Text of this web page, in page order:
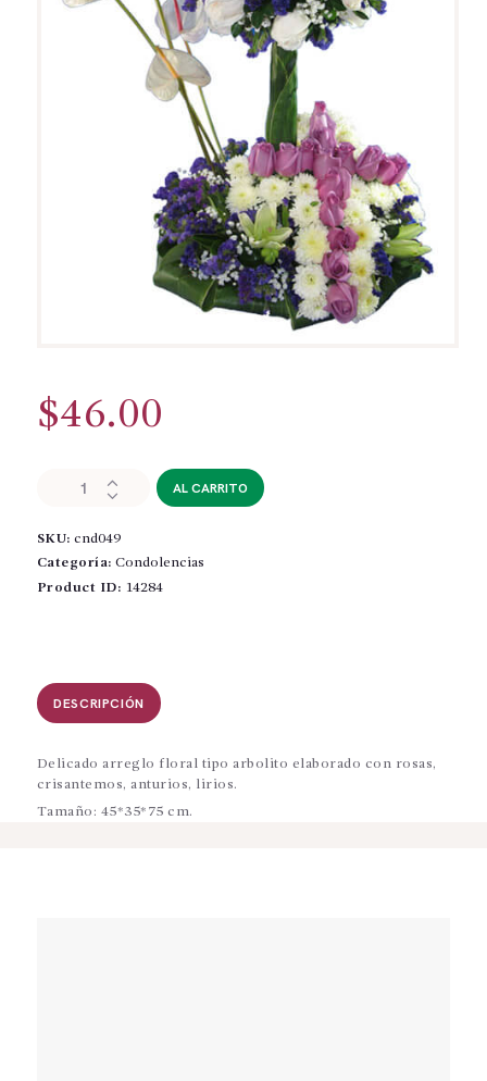
$46.00
cantidad
AL CARRITO
SKU:cnd049
Categoría:Condolencias
Product ID: 14284
DESCRIPCIÓN
Delicado arreglo floral tipo arbolito elaborado con rosas,
crisantemos, anturios, lirios.
Tamaño: 45*35*75 cm.